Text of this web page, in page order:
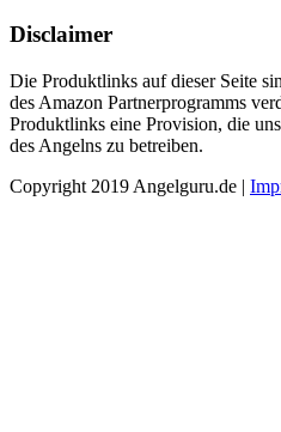
Disclaimer
Die Produktlinks auf dieser Seite
des Amazon Partnerprogramms
Produktlinks eine Provision, die
des Angelns zu betreiben.
Copyright 2019 Angelguru.de |